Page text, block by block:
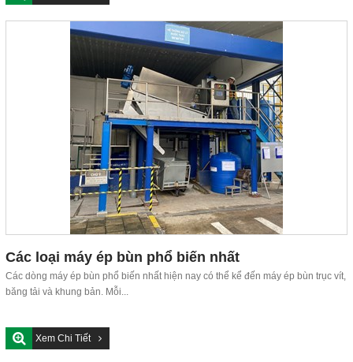
Các loại máy ép bùn phổ biến nhất
Các dòng máy ép bùn phổ biến nhất hiện nay có thể kể đến máy ép bùn trục vít,
băng tải và khung bản. Mỗi...
Xem Chi Tiết